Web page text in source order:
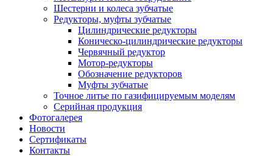
Шестерни и колеса зубчатые
Редукторы, муфты зубчатые
Цилиндрические редукторы
Коническо-цилиндрические редукторы
Червячный редуктор
Мотор-редукторы
Обозначение редукторов
Муфты зубчатые
Точное литье по газифицируемым моделям
Серийная продукция
Фотогалерея
Новости
Сертификаты
Контакты